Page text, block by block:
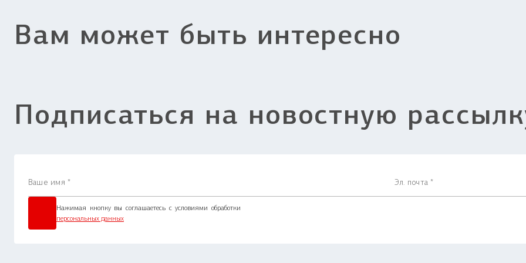
Вам может быть интересно
Подписаться на новостную
Нажимая кнопку вы соглашаетесь с условиями обработки
персональных данных